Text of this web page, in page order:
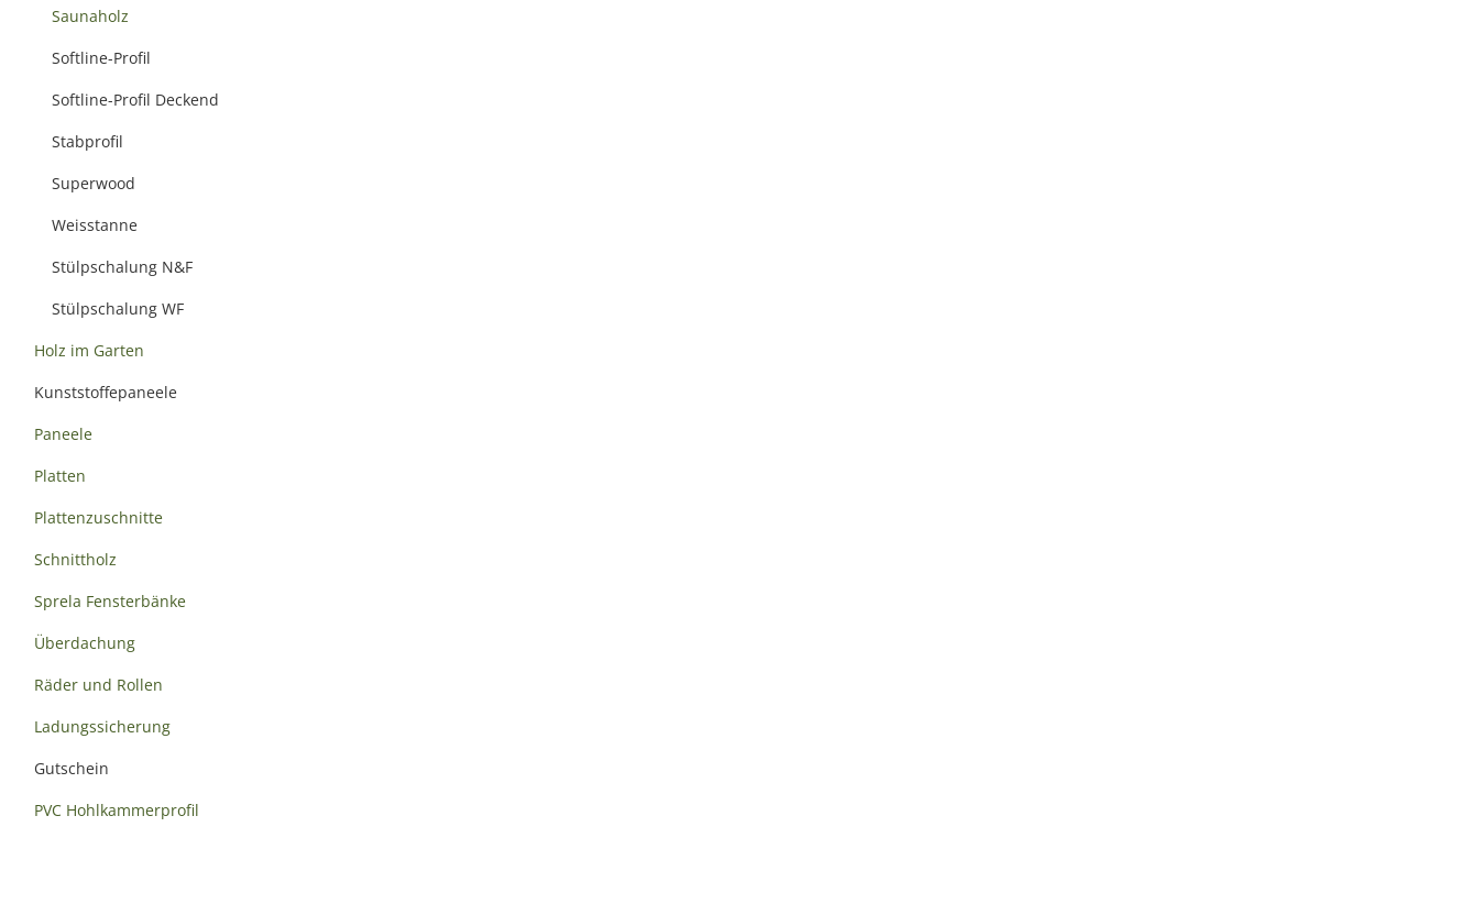
Saunaholz
Softline-Profil
Softline-Profil Deckend
Stabprofil
Superwood
Weisstanne
Stülpschalung N&F
Stülpschalung WF
Holz im Garten
Kunststoffepaneele
Paneele
Platten
Plattenzuschnitte
Schnittholz
Sprela Fensterbänke
Überdachung
Räder und Rollen
Ladungssicherung
Gutschein
PVC Hohlkammerprofil